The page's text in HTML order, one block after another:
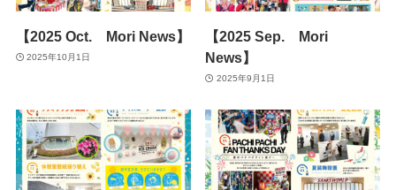
【2025 Oct. Mori News】
2025年10月1日
【2025 Sep. Mori
News】
2025年9月1日